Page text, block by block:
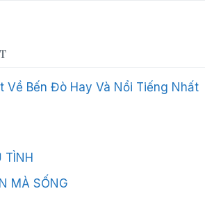
Về Bến Đò Hay Và Nổi Tiếng Nhất
TÌNH
MÀ SỐNG